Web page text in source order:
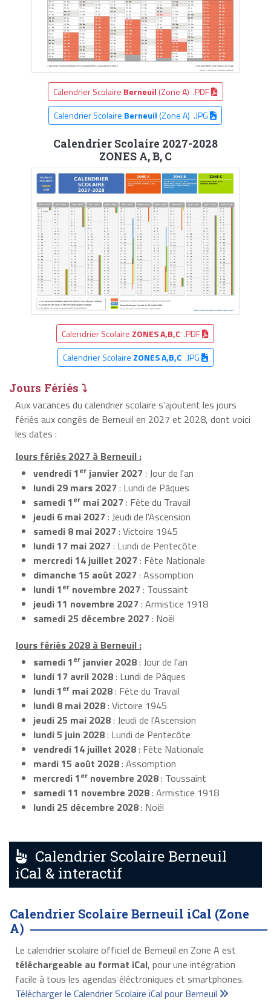
Calendrier Scolaire Berneuil (Zone A) .PDF
Calendrier Scolaire Berneuil(Zone A) .JPG
Calendrier Scolaire 2027-2028
ZONES A, B, C
Calendrier Scolaire ZONES A,B,C .PDF
Calendrier Scolaire ZONES A,B,C.JPG
Jours Fériés ⤵
Aux vacances du calendrier scolaire s’ajoutent les jours
fériés aux congés de Berneuil en 2027 et 2028, dont voici
les dates :
Jours fériés 2027 à Berneuil :
vendredi 1er janvier 2027: Jour de l'an
lundi 29 mars 2027: Lundi de Pâques
samedi 1er mai 2027: Fête du Travail
jeudi 6 mai 2027: Jeudi de l'Ascension
samedi 8 mai 2027: Victoire 1945
lundi 17 mai 2027: Lundi de Pentecôte
mercredi 14 juillet 2027: Fête Nationale
dimanche 15 août 2027: Assomption
lundi 1er novembre 2027: Toussaint
jeudi 11 novembre 2027: Armistice 1918
samedi 25 décembre 2027: Noël
Jours fériés 2028 à Berneuil :
samedi 1er janvier 2028: Jour de l'an
lundi 17 avril 2028: Lundi de Pâques
lundi 1er mai 2028: Fête du Travail
lundi 8 mai 2028: Victoire 1945
jeudi 25 mai 2028: Jeudi de l'Ascension
lundi 5 juin 2028: Lundi de Pentecôte
vendredi 14 juillet 2028: Fête Nationale
mardi 15 août 2028: Assomption
mercredi 1er novembre 2028: Toussaint
samedi 11 novembre 2028: Armistice 1918
lundi 25 décembre 2028: Noël
Calendrier Scolaire Berneuil
iCal & interactif
Calendrier Scolaire Berneuil iCal (Zone
A)
Le calendrier scolaire officiel de Berneuil en Zone A est
téléchargeable au format iCal, pour une intégration
facile à tous les agendas éléctroniques et smartphones.
Télécharger le Calendrier Scolaire iCal pour Berneuil